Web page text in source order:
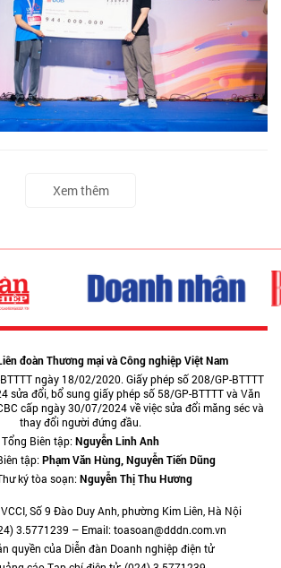
Xem thêm
đoàn Thương mại và Công nghiệp Việt Nam
ngày 18/02/2020. Giấy phép số 208/GP-BTTTT
sửa đổi, bổ sung giấy phép số 58/GP-BTTTT và Văn
cấp ngày 30/07/2024 về việc sửa đổi măng séc và
thay đổi người đứng đầu.
Tổng Biên tập:Nguyễn Linh Anh
tập:Phạm Văn Hùng, Nguyễn Tiến Dũng
ký tòa soạn:Nguyễn Thị Thu Hương
Số 9 Đào Duy Anh, phường Kim Liên, Hà Nội
3.5771239 – Email: toasoan@dddn.com.vn
quyền của Diễn đàn Doanh nghiệp điện tử